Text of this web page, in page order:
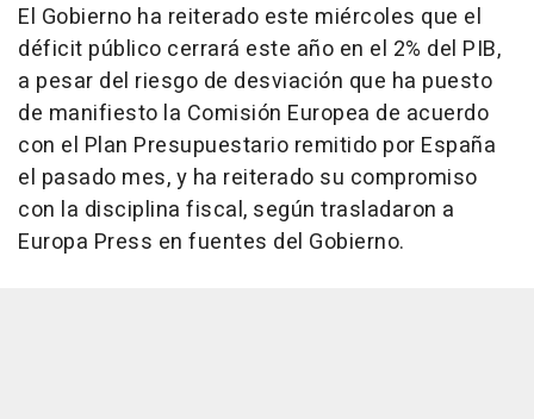
El Gobierno ha reiterado este miércoles que el
déficit público cerrará este año en el 2% del PIB,
a pesar del riesgo de desviación que ha puesto
de manifiesto la Comisión Europea de acuerdo
con el Plan Presupuestario remitido por España
el pasado mes, y ha reiterado su compromiso
con la disciplina fiscal, según trasladaron a
Europa Press en fuentes del Gobierno.